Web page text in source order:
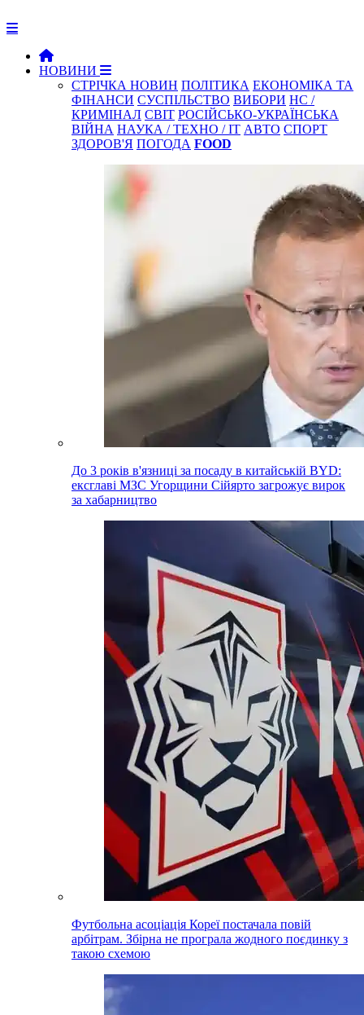
НОВИНИ
СТРІЧКА НОВИН ПОЛІТИКА ЕКОНОМІКА ТА
ФІНАНСИ СУСПІЛЬСТВО ВИБОРИ НС /
КРИМІНАЛ СВІТ РОСІЙСЬКО-УКРАЇНСЬКА
ВІЙНА НАУКА / ТЕХНО / IT АВТО СПОРТ
ЗДОРОВ'Я ПОГОДА FOOD
До 3 років в'язниці за посаду в китайській BYD:
ексглаві МЗС Угорщини Сійярто загрожує вирок
за хабарництво
Футбольна асоціація Кореї постачала повій
арбітрам. Збірна не програла жодного поєдинку з
такою схемою